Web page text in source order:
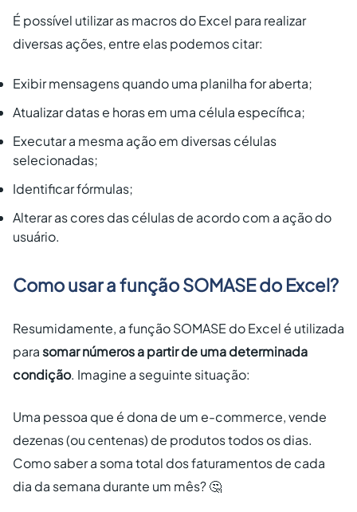
É possível utilizar as macros do Excel para realizar
diversas ações, entre elas podemos citar:
Exibir mensagens quando uma planilha for aberta;
Atualizar datas e horas em uma célula específica;
Executar a mesma ação em diversas células
selecionadas;
Identificar fórmulas;
Alterar as cores das células de acordo com a ação do
usuário.
Como usar a função SOMASE do Excel?
Resumidamente, a função SOMASE do Excel é utilizada
parasomar números a partir de uma determinada
condição. Imagine a seguinte situação:
Uma pessoa que é dona de um e-commerce, vende
dezenas (ou centenas) de produtos todos os dias.
Como saber a soma total dos faturamentos de cada
dia da semana durante um mês? 🤔